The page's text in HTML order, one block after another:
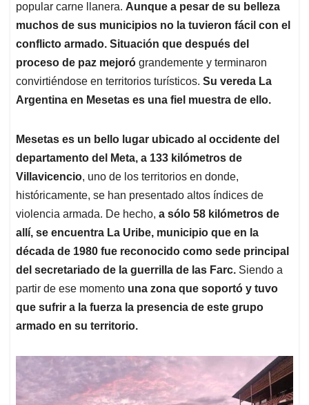
popular carne llanera. Aunque a pesar de su belleza
muchos de sus municipios no la tuvieron fácil con el
conflicto armado. Situación que después del
proceso de paz mejoró grandemente y terminaron
convirtiéndose en territorios turísticos. Su vereda La
Argentina en Mesetas es una fiel muestra de ello.
Mesetas es un bello lugar ubicado al occidente del
departamento del Meta, a 133 kilómetros de
Villavicencio, uno de los territorios en donde,
históricamente, se han presentado altos índices de
violencia armada. De hecho, a sólo 58 kilómetros de
allí, se encuentra La Uribe, municipio que en la
década de 1980 fue reconocido como sede principal
del secretariado de la guerrilla de las Farc. Siendo a
partir de ese momento una zona que soportó y tuvo
que sufrir a la fuerza la presencia de este grupo
armado en su territorio.